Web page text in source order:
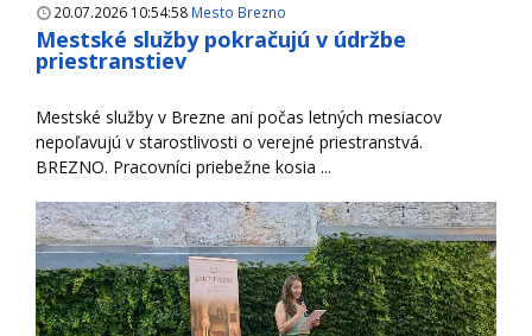
20.07.2026 10:54:58 Mesto Brezno
Mestské služby pokračujú v údržbe
priestranstiev
Mestské služby v Brezne ani počas letných mesiacov
nepoľavujú v starostlivosti o verejné priestranstvá.
BREZNO. Pracovníci priebežne kosia ...